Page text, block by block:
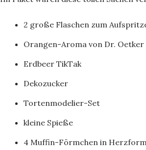
2 große Flaschen zum
Orangen-Aroma von Dr. Oetker
Erdbeer TikTak
Dekozucker
Tortenmodelier-Set
kleine Spieße
4 Muffin-Förmchen in Herzform